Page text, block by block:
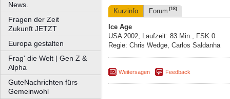
News.
Fragen der Zeit
Zukunft JETZT
Europa gestalten
Frag' die Welt | Gen Z &
Alpha
GuteNachrichten fürs
Gemeinwohl
Kurzinfo Forum (18)
Ice Age
USA 2002, Laufzeit: 83 Min., FSK 0
Regie: Chris Wedge, Carlos Saldanha
Weitersagen Feedback